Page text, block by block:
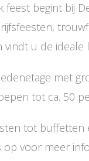
feest begint bij
vindt u de ideale
met
tot ca. 50
tot
voor meer